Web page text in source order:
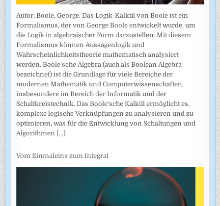
Autor: Boole, George. Das Logik-Kalkül von Boole ist ein
Formalismus, der von George Boole entwickelt wurde, um
die Logik in algebraischer Form darzustellen. Mit diesem
Formalismus können Aussagenlogik und
Wahrscheinlichkeitstheorie mathematisch analysiert
werden. Boole'sche Algebra (auch als Boolean Algebra
bezeichnet) ist die Grundlage für viele Bereiche der
modernen Mathematik und Computerwissenschaften,
insbesondere im Bereich der Informatik und der
Schaltkreistechnik. Das Boole'sche Kalkül ermöglicht es,
komplexe logische Verknüpfungen zu analysieren und zu
optimieren, was für die Entwicklung von Schaltungen und
Algorithmen [...]
Vom Einmaleins zum Integral